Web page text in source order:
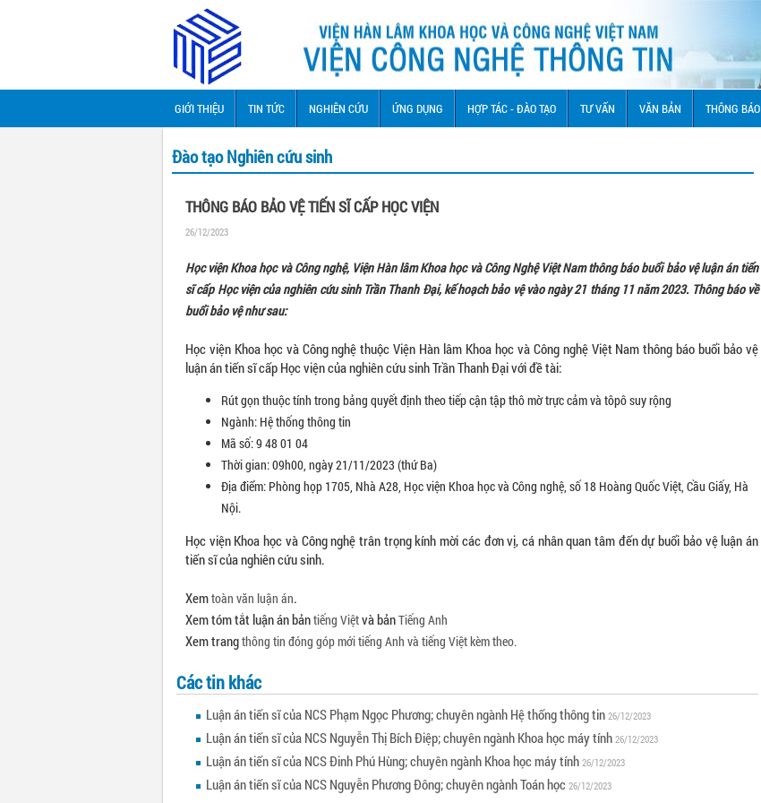
GIỚI THIỆU TIN TỨC NGHIÊN CỨU ỨNG DỤNG HỢP TÁC - ĐÀO TẠO TƯ VẤN VĂN BẢN THÔNG BÁO
Đào tạo Nghiên cứu sinh
THÔNG BÁO BẢO VỆ TIẾN SĨ CẤP HỌC VIỆN
26/12/2023
Học viện Khoa học và Công nghệ, Viện Hàn lâm Khoa học và Công Nghệ Việt Nam thông báo buổi bảo vệ luận án tiến
sĩ cấp Học viện của nghiên cứu sinh Trần Thanh Đại, kế hoạch bảo vệ vào ngày 21 tháng 11 năm 2023. Thông báo về
buổi bảo vệ như sau:
Học viện Khoa học và Công nghệ thuộc Viện Hàn lâm Khoa học và Công nghệ Việt Nam thông báo buổi bảo vệ
luận án tiến sĩ cấp Học viện của nghiên cứu sinh Trần Thanh Đại với đề tài:
Rút gọn thuộc tính trong bảng quyết định theo tiếp cận tập thô mờ trực cảm và tôpô suy rộng
Ngành: Hệ thống thông tin
Mã số: 9 48 01 04
Thời gian: 09h00, ngày 21/11/2023 (thứ Ba)
Địa điểm: Phòng họp 1705, Nhà A28, Học viện Khoa học và Công nghệ, số 18 Hoàng Quốc Việt, Cầu Giấy, Hà
Nội.
Học viện Khoa học và Công nghệ trân trọng kính mời các đơn vị, cá nhân quan tâm đến dự buổi bảo vệ luận án
tiến sĩ của nghiên cứu sinh.
Xemtoàn văn luận án.
Xem tóm tắt luận án bảntiếng Việtvà bảnTiếng Anh
Xem trangthông tin đóng góp mới tiếng Anh và tiếng Việt kèm theo.
Các tin khác
Luận án tiến sĩ của NCS Phạm Ngọc Phương; chuyên ngành Hệ thống thông tin 26/12/2023
Luận án tiến sĩ của NCS Nguyễn Thị Bích Điệp; chuyên ngành Khoa học máy tính 26/12/2023
Luận án tiến sĩ của NCS Đinh Phú Hùng; chuyên ngành Khoa học máy tính 26/12/2023
Luận án tiến sĩ của NCS Nguyễn Phương Đông; chuyên ngành Toán học 26/12/2023